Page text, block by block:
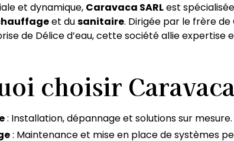
et dynamique, Caravaca SARL est
et du sanitaire. Dirigée par le frère
de Délice d’eau, cette société allie
choisir
: Installation, dépannage et solutions sur mesure.
: Maintenance et mise en place de systèmes